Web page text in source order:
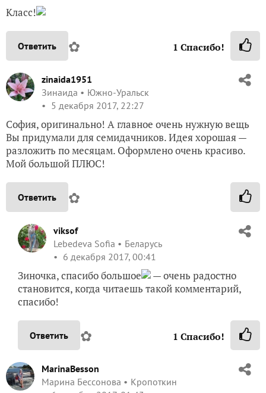
Класс!
Ответить ✿ 1 Спасибо!
zinaida1951
Зинаида
Южно-Уральск
5 декабря 2017, 22:27
София, оригинально! А главное очень нужную вещь
Вы придумали для семидачников. Идея хорошая —
разложить по месяцам. Оформлено очень красиво.
Мой большой ПЛЮС!
Ответить ✿
viksof
Lebedeva Sofia
Беларусь
6 декабря 2017, 00:41
Зиночка, спасибо большое
— очень радостно
становится, когда читаешь такой комментарий,
спасибо!
Ответить ✿ 1 Спасибо!
MarinaBesson
Марина Бессонова
Кропоткин